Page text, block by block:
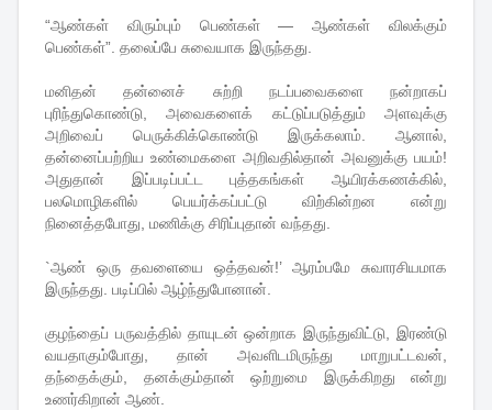
“ஆண்கள் விரும்பும் பெண்கள் — ஆண்கள் விலக்கும்
பெண்கள்”. தலைப்பே சுவையாக இருந்தது.
மனிதன் தன்னைச் சுற்றி நடப்பவைகளை நன்றாகப்
புரிந்துகொண்டு, அவைகளைக் கட்டுப்படுத்தும் அளவுக்கு
அறிவைப் பெருக்கிக்கொண்டு இருக்கலாம். ஆனால்,
தன்னைப்பற்றிய உண்மைகளை அறிவதில்தான் அவனுக்கு பயம்!
அதுதான் இப்படிப்பட்ட புத்தகங்கள் ஆயிரக்கணக்கில்,
பலமொழிகளில் பெயர்க்கப்பட்டு விற்கின்றன என்று
நினைத்தபோது, மணிக்கு சிரிப்புதான் வந்தது.
`ஆண் ஒரு தவளையை ஒத்தவன்!’ ஆரம்பமே சுவாரசியமாக
இருந்தது. படிப்பில் ஆழ்ந்துபோனான்.
குழந்தைப் பருவத்தில் தாயுடன் ஒன்றாக இருந்துவிட்டு, இரண்டு
வயதாகும்போது, தான் அவளிடமிருந்து மாறுபட்டவன்,
தந்தைக்கும், தனக்கும்தான் ஒற்றுமை இருக்கிறது என்று
உணர்கிறான் ஆண்.